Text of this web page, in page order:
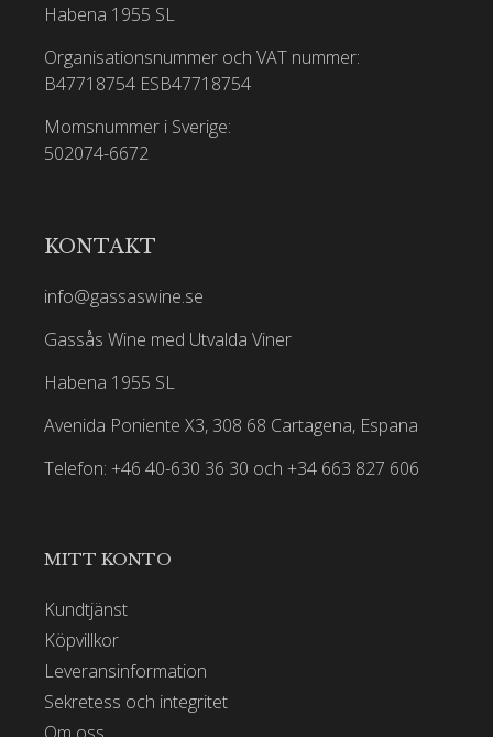
Habena 1955 SL
Organisationsnummer och VAT nummer:
B47718754 ESB47718754
Momsnummer i Sverige:
502074-6672
KONTAKT
info@gassaswine.se
Gassås Wine med Utvalda Viner
Habena 1955 SL
Avenida Poniente X3, 308 68 Cartagena, Espana
Telefon: +46 40-630 36 30 och +34 663 827 606
MITT KONTO
Kundtjänst
Köpvillkor
Leveransinformation
Sekretess och integritet
Om oss